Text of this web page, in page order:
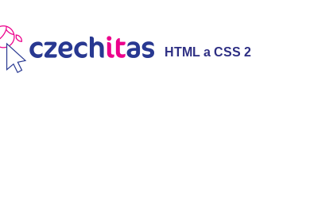
HTML a CSS 2